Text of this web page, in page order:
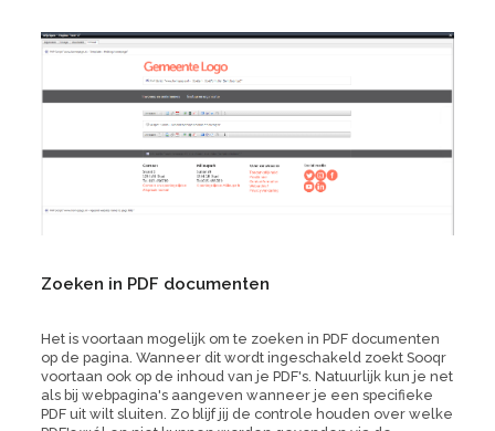
Zoeken in PDF documenten
Het is voortaan mogelijk om te zoeken in PDF documenten
op de pagina. Wanneer dit wordt ingeschakeld zoekt Sooqr
voortaan ook op de inhoud van je PDF's. Natuurlijk kun je net
als bij webpagina's aangeven wanneer je een specifieke
PDF uit wilt sluiten. Zo blijf jij de controle houden over welke